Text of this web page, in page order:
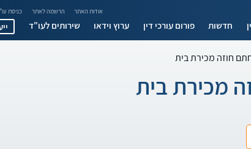
אודות האתר הרשמה לאתר כניסת
חדשות פורום עורכי דין ערוץ וידאו שירותים לעו"ד
חוזה מכירת בית
מכירת בית